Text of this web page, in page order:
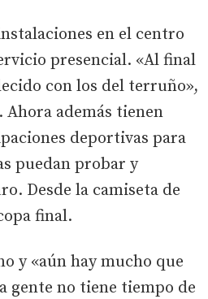
en el centro
presencial. «Al final
con los del terruño»,
además tienen
deportivas para
puedan probar y
Desde la camiseta de
final.
y «aún hay mucho que
gente no tiene tiempo de